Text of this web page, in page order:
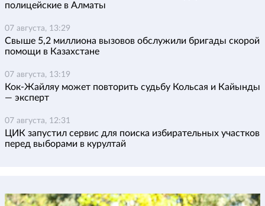
полицейские в Алматы
07 августа, 13:29
Свыше 5,2 миллиона вызовов обслужили бригады скорой
помощи в Казахстане
07 августа, 13:19
Кок-Жайляу может повторить судьбу Кольсая и Кайынды
— эксперт
07 августа, 12:31
ЦИК запустил сервис для поиска избирательных участков
перед выборами в курултай